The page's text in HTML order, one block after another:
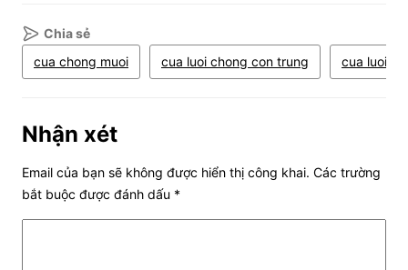
Chia sẻ
cua chong muoi
cua luoi chong con trung cua luoi
Nhận xét
Email của bạn sẽ không được hiển thị công khai. Các trường
bắt buộc được đánh dấu *